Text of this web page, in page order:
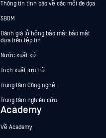
Thông tin tình báo về các mối đe dọa
SBOM
Đánh giá lỗ hổng bảo mật bảo mật
dựa trên tệp tin
Nước xuất xứ
Trích xuất lưu trữ
Trung tâm Công nghệ
Trung tâm nghiên cứu
Academy
Về Academy